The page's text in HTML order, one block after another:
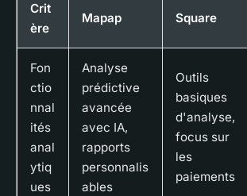
Crit
ère
Mapap Square
Fon
ctio
nnal
ités
anal
ytiq
ues
Analyse
prédictive
avancée
avec IA,
rapports
personnalis
ables
Outils
basiques
d'analyse,
focus sur
les
paiements